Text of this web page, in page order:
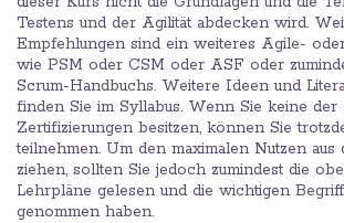
Testens und der Agilität abdecken wird.
Empfehlungen sind ein weiteres Agile-
wie PSM oder CSM oder ASF oder
Scrum-Handbuchs. Weitere Ideen und
finden Sie im Syllabus. Wenn Sie keine
Zertifizierungen besitzen, können Sie
teilnehmen. Um den maximalen Nutzen aus
ziehen, sollten Sie jedoch zumindest die
Lehrpläne gelesen und die wichtigen
genommen haben.